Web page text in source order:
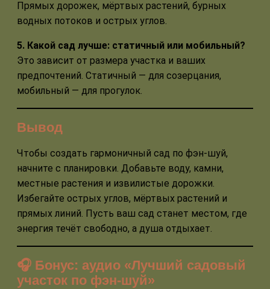
Прямых дорожек, мёртвых растений, бурных
водных потоков и острых углов.
5. Какой сад лучше: статичный или мобильный?
Это зависит от размера участка и ваших
предпочтений. Статичный — для созерцания,
мобильный — для прогулок.
Вывод
Чтобы создать гармоничный сад по фэн-шуй,
начните с планировки. Добавьте воду, камни,
местные растения и извилистые дорожки.
Избегайте острых углов, мёртвых растений и
прямых линий. Пусть ваш сад станет местом, где
энергия течёт свободно, а душа отдыхает.
🎧 Бонус: аудио «Лучший садовый
участок по фэн-шуй»